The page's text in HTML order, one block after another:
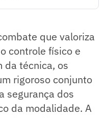
(advertência) e Hansoku-
em penalizações
é severamente punido no
que valoriza
controle físico e
da técnica, os
rigoroso conjunto
segurança dos
da modalidade. A